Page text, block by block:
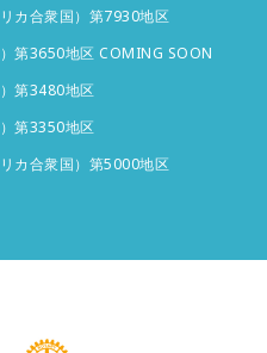
カ合衆国）第7930地区
第3650地区 COMING SOON
第3480地区
第3350地区
カ合衆国）第5000地区